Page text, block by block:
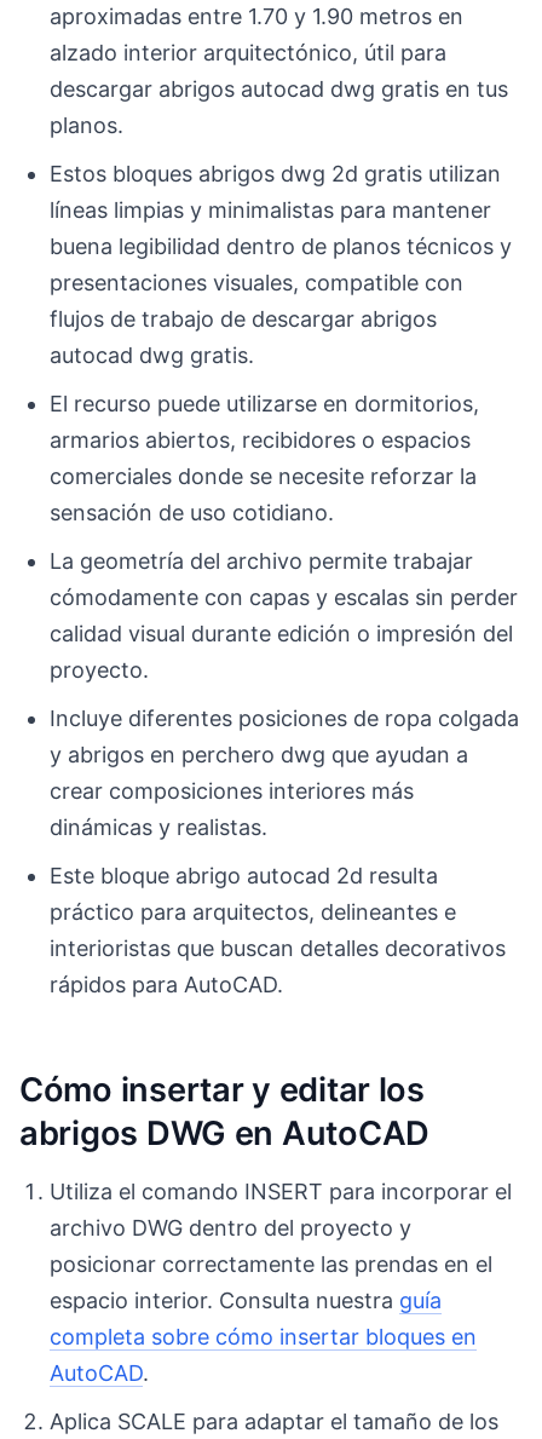
aproximadas entre 1.70 y 1.90 metros en
alzado interior arquitectónico, útil para
descargar abrigos autocad dwg gratis en tus
planos.
Estos bloques abrigos dwg 2d gratis utilizan
líneas limpias y minimalistas para mantener
buena legibilidad dentro de planos técnicos y
presentaciones visuales, compatible con
flujos de trabajo de descargar abrigos
autocad dwg gratis.
El recurso puede utilizarse en dormitorios,
armarios abiertos, recibidores o espacios
comerciales donde se necesite reforzar la
sensación de uso cotidiano.
La geometría del archivo permite trabajar
cómodamente con capas y escalas sin perder
calidad visual durante edición o impresión del
proyecto.
Incluye diferentes posiciones de ropa colgada
y abrigos en perchero dwg que ayudan a
crear composiciones interiores más
dinámicas y realistas.
Este bloque abrigo autocad 2d resulta
práctico para arquitectos, delineantes e
interioristas que buscan detalles decorativos
rápidos para AutoCAD.
Cómo insertar y editar los
abrigos DWG en AutoCAD
Utiliza el comando INSERT para incorporar el
archivo DWG dentro del proyecto y
posicionar correctamente las prendas en el
espacio interior. Consulta nuestra guía
completa sobre cómo insertar bloques en
AutoCAD.
Aplica SCALE para adaptar el tamaño de los